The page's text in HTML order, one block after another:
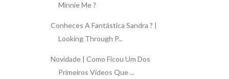
Minnie Me ?
Conheces A Fantástica Sandra ? |
Looking Through P...
Novidade | Como Ficou Um Dos
Primeiros Vídeos Que ...